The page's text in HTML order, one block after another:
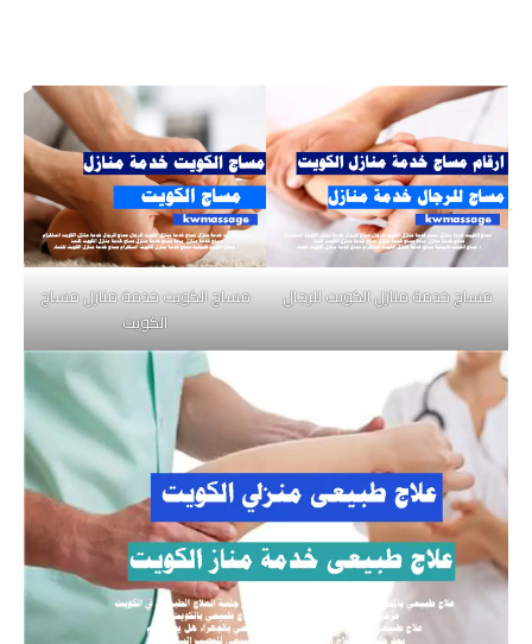
مساج خدمة منازل الكويت للرجال
مساج الكويت خدمة منازل مساج
الكويت